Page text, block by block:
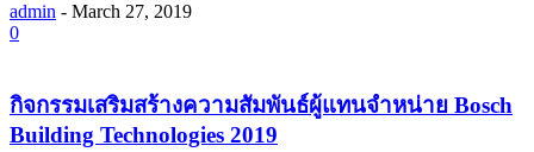
admin - March 27, 2019
0
กิจกรรมเสริมสร้างความสัมพันธ์ผู้แทนจำหน่าย Bosch
Building Technologies 2019